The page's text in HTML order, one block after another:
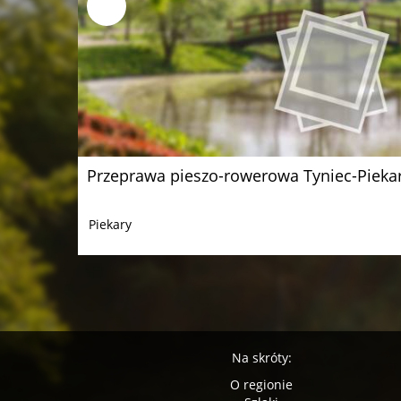
Przeprawa pieszo-rowerowa Tyniec-
Piekary
Na skróty:
O regionie